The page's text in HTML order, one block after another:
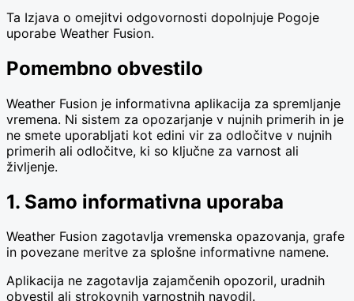
Ta Izjava o omejitvi odgovornosti dopolnjuje Pogoje
uporabe Weather Fusion.
Pomembno obvestilo
Weather Fusion je informativna aplikacija za spremljanje
vremena. Ni sistem za opozarjanje v nujnih primerih in je
ne smete uporabljati kot edini vir za odločitve v nujnih
primerih ali odločitve, ki so ključne za varnost ali
življenje.
1. Samo informativna uporaba
Weather Fusion zagotavlja vremenska opazovanja, grafe
in povezane meritve za splošne informativne namene.
Aplikacija ne zagotavlja zajamčenih opozoril, uradnih
obvestil ali strokovnih varnostnih navodil.